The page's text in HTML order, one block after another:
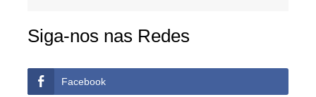
Siga-nos nas Redes
Facebook